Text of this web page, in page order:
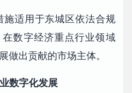
施适用于东城区依法合规
数字经济重点行业领域
做出贡献的市场主体。
数字化发展